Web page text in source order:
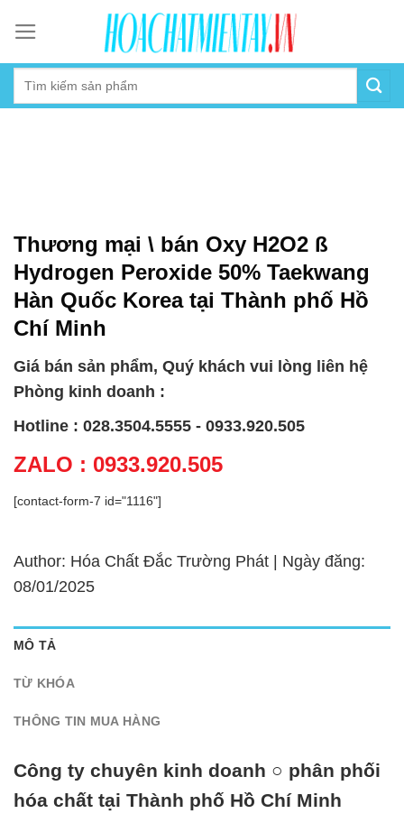
content
Thương mại \ bán Oxy H2O2 ß
Hydrogen Peroxide 50% Taekwang
Hàn Quốc Korea tại Thành phố Hồ
Chí Minh
Giá bán sản phẩm, Quý khách vui lòng liên hệ
Phòng kinh doanh :
Hotline : 028.3504.5555 - 0933.920.505
ZALO : 0933.920.505
[contact-form-7 id="1116"]
Author: Hóa Chất Đắc Trường Phát | Ngày đăng:
08/01/2025
MÔ TẢ
TỪ KHÓA
THÔNG TIN MUA HÀNG
Công ty chuyên kinh doanh ○ phân phối
hóa chất tại Thành phố Hồ Chí Minh